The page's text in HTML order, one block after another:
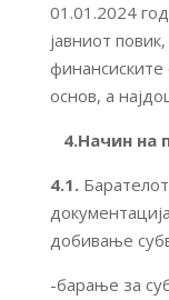
01.01.2024
јавниот
финансиските
основ, а
4.Начин на
4.1.
добивање
-барање за